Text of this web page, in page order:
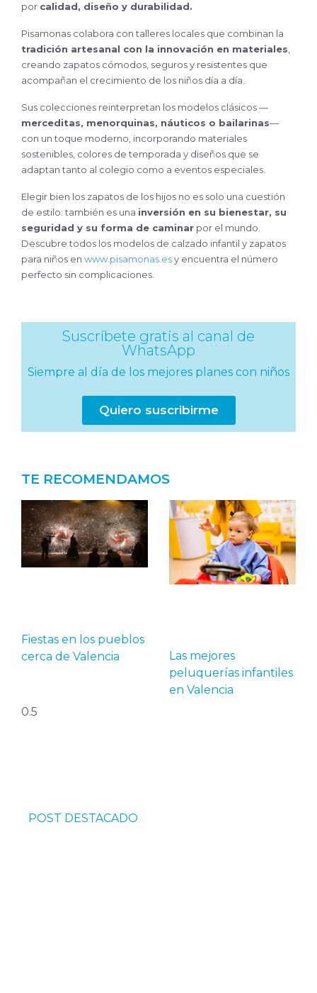
por calidad, diseño y durabilidad.
Pisamonas colabora con talleres locales que combinan la
tradición artesanal con la innovación en materiales
creando zapatos cómodos, seguros y resistentes que
acompañan el crecimiento de los niños día a día.
Sus colecciones reinterpretan los modelos clásicos —
merceditas, menorquinas, náuticos o bailarinas—
con un toque moderno, incorporando materiales
sostenibles, colores de temporada y diseños que se
adaptan tanto al colegio como a eventos especiales.
Elegir bien los zapatos de los hijos no es solo una cuestión
de estilo: también es una inversión en su bienestar, su
seguridad y su forma de caminar por el mundo.
Descubre todos los modelos de calzado infantil y zapatos
para niños en www.pisamonas.esy encuentra el número
perfecto sin complicaciones.
Suscríbete gratis al canal de
WhatsApp
Siempre al día de los mejores planes con niños
Quiero suscribirme
TE RECOMENDAMOS
Fiestas en los pueblos
cerca de Valencia
Las mejores
peluquerías infantiles
en Valencia
POST DESTACADO